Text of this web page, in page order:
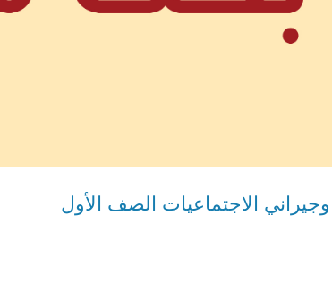
الاجتماعيات الصف الأول